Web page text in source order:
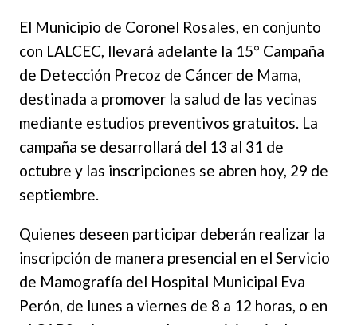
El Municipio de Coronel Rosales, en conjunto
con LALCEC, llevará adelante la 15° Campaña
de Detección Precoz de Cáncer de Mama,
destinada a promover la salud de las vecinas
mediante estudios preventivos gratuitos. La
campaña se desarrollará del 13 al 31 de
octubre y las inscripciones se abren hoy, 29 de
septiembre.
Quienes deseen participar deberán realizar la
inscripción de manera presencial en el Servicio
de Mamografía del Hospital Municipal Eva
Perón, de lunes a viernes de 8 a 12 horas, o en